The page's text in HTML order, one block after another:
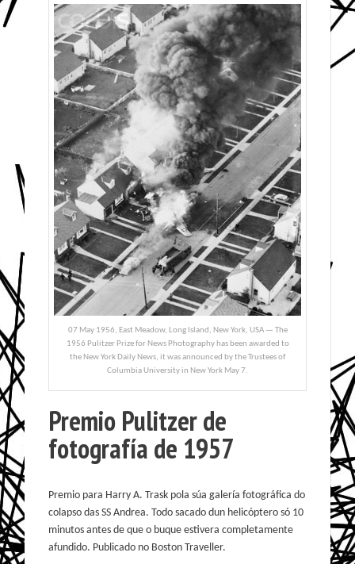
07 May 1956, East Meadow, Long Island, New York, USA — The
1956 Pulitzer Prize for News Photography has been awarded to
the New York Daily News, it was announced by the Trustees of
Columbia University in New York May 7.
Premio Pulitzer de
fotografía de 1957
Premio para Harry A. Trask pola súa galería fotográfica do
colapso das SS Andrea. Todo sacado dun helicóptero só 10
minutos antes de que o buque estivera completamente
afundido. Publicado no Boston Traveller.